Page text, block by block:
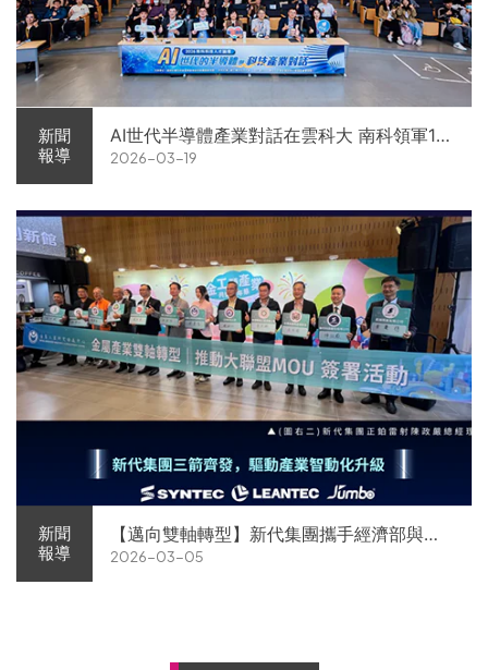
新聞
報導
AI世代半導體產業對話在雲科大 南科領軍11
家企業前進校園徵才
2026-03-19
新聞
報導
【邁向雙軸轉型】新代集團攜手經濟部與金
屬中心簽署MOU 領航 AI機器人智慧智造
2026-03-05